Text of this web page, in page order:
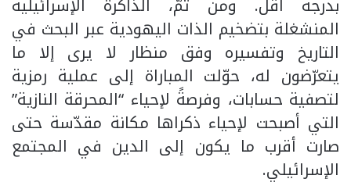
المنشغلة بتضخيم الذات اليهودية عبر البحث في
التاريخ وتفسيره وفق منظار لا يرى إلا ما
يتعرّضون له، حوّلت المباراة إلى عملية رمزية
لتصفية حسابات، وفرصةً لإحياء “المحرقة النازية”
التي أصبحت لإحياء ذكراها مكانة مقدّسة حتى
صارت أقرب ما يكون إلى الدين في المجتمع
الإسرائيلي.